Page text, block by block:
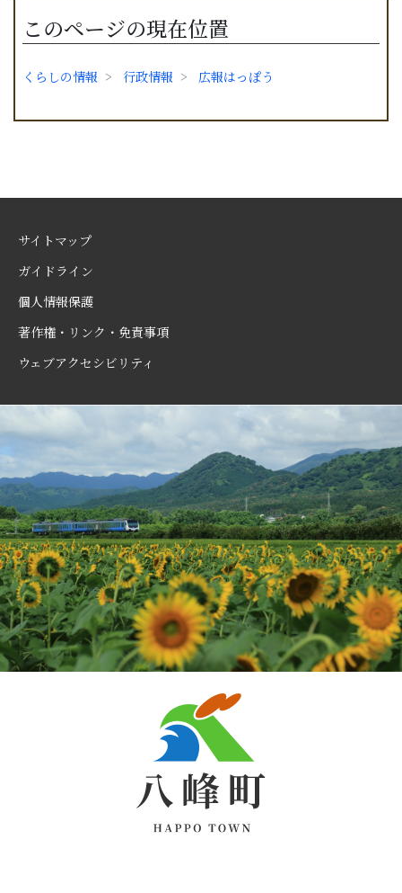
このページの現在位置
くらしの情報 行政情報 広報はっぽう
サイトマップ
ガイドライン
個人情報保護
著作権・リンク・免責事項
ウェブアクセシビリティ